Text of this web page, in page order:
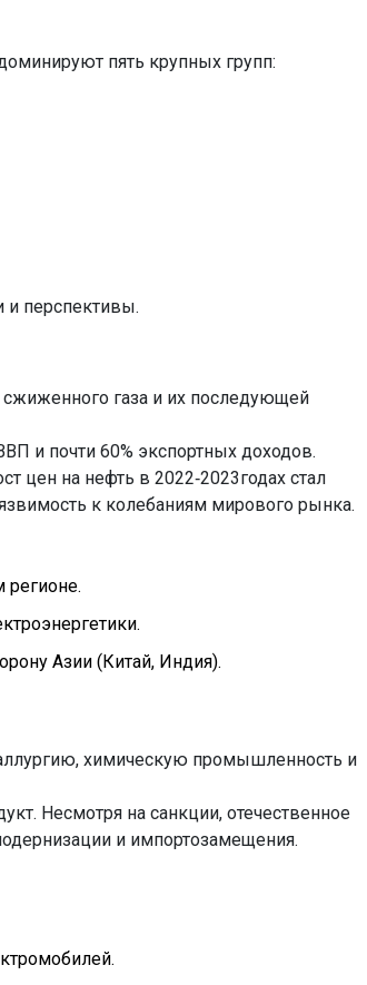
пять крупных групп:
и перспективы.
газа и их последующей
и почти 60% экспортных доходов.
цен на нефть в 2022‑2023годах стал
к колебаниям мирового рынка.
Азии (Китай, Индия).
химическую промышленность и
Несмотря на санкции, отечественное
и импортозамещения.